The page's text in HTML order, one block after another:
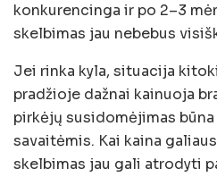
konkurencinga ir po 2–3
skelbimas jau nebebus
Jei rinka kyla, situacija
pradžioje dažnai kainuoja
pirkėjų susidomėjimas
savaitėmis. Kai kaina
skelbimas jau gali atrodyti